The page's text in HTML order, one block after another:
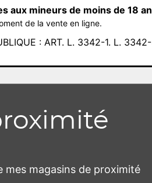
aux mineurs de moins de 18
de la vente en ligne.
: ART. L. 3342-1. L.
mes magasins de proximité